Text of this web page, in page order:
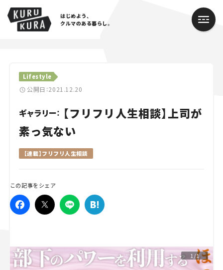
はじめよう、
クルマのある暮らし。
Lifestyle
公開日：2021.12.20
ギャラリー： 【フリフリ人生相談】上司が
素っ気ない
【連載】フリフリ人生相談
この記事をシェア
1/1
Cars
Lifestyle
Traffic
Special
Series
Campaign
マツダ｜Mazda
マツダ ロードスター｜Mazda Roadster